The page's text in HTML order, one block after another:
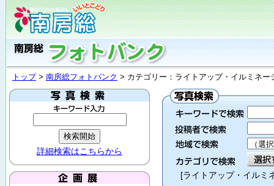
トップ> 南房総フォトバンク > カテゴリー：ライトアップ・イルミネー
詳細検索はこちらから
[ライトアップ・イルミ